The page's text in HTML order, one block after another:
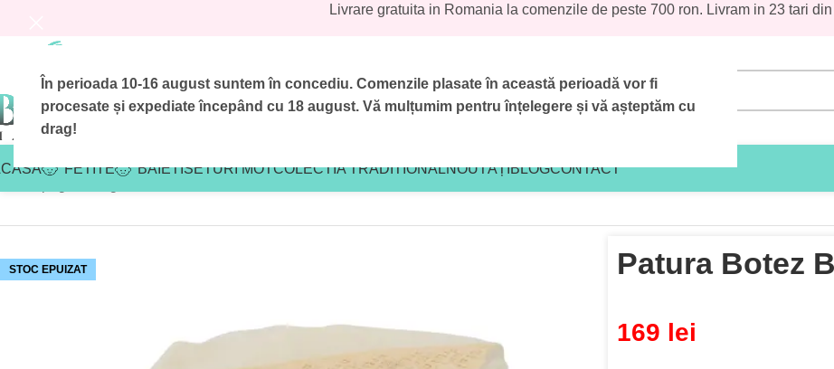
În perioada 10-16 august suntem în concediu. Comenzile plasate în această perioadă vor fi
procesate și expediate începând cu 18 august. Vă mulțumim pentru înțelegere și vă așteptăm cu
drag!
Livrare gratuita in Romania la comenzile de peste 700 ron. Livram in 23 tari
FETITE BAIETISETURI MOTCOLECTIA TRADITIONALNOUTĂȚIBLOGCONTACT
STOC EPUIZAT Patura Botez
169 lei